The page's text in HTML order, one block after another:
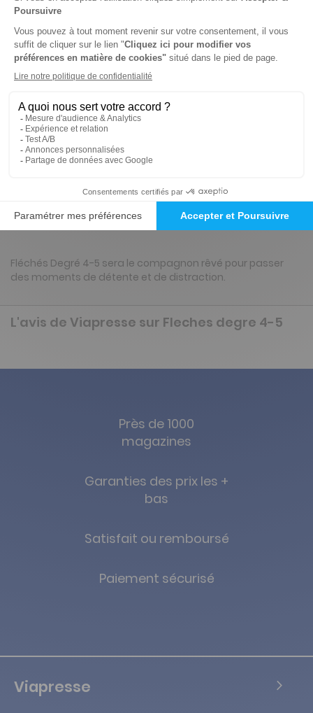
Je choisis une durée
-24%
Abonnement 1 an
6 n° • Papier
28€48 Tarif Kiosque :
Tarif France métropolitaine
Renouvellement à date d’anniversaire
Présentation du magazine Fleches degre 4-
5
Fléchés Degré 4-5 sera le compagnon rêvé pour passer
des moments de détente et de distraction.
L'avis de Viapresse sur Fleches degre 4-5
Près de 1000
magazines
Garanties des prix les +
bas
Satisfait ou remboursé
Paiement sécurisé
Viapresse